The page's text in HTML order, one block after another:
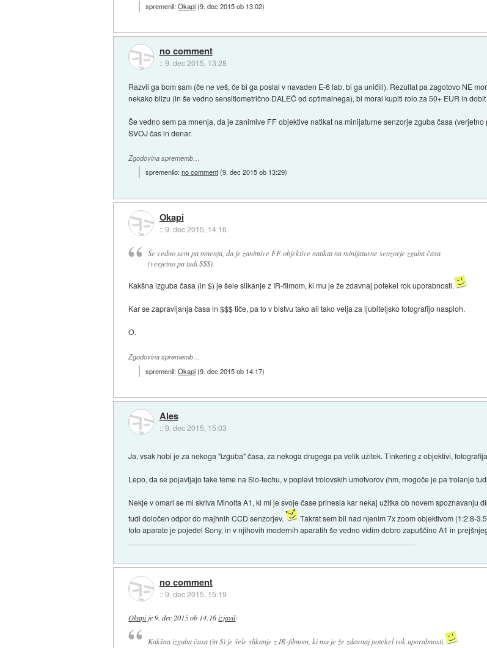
spremenil:Okapi(9. dec 2015 ob 13:02)
no comment
::9. dec 2015, 13:28
Razvil ga bom sam (če ne veš, če bi ga poslal v navaden E-6 lab, bi ga uničili). Rezultat pa zagotovo NE
nekako blizu (in še vedno sensitiometrično DALEČ od optimalnega), bi moral kupiti rolo za 50+ EUR in
Še vedno sem pa mnenja, da je zanimive FF objektive natikat na minijaturne senzorje zguba časa
SVOJ čas in denar.
Zgodovina sprememb…
spremenilo:no comment(9. dec 2015 ob 13:29)
Okapi
::9. dec 2015, 14:16
Še vedno sem pa mnenja, da je zanimive FF objektive natikat na minijaturne senzorje zguba časa
(verjetno pa tudi $$$).
Kakšna izguba časa (in $) je šele slikanje z IR-filmom, ki mu je že zdavnaj potekel rok uporabnosti.
Kar se zapravljanja časa in $$$ tiče, pa to v bistvu tako ali tako velja za ljubiteljsko fotografijo nasploh.
O.
Zgodovina sprememb…
spremenil:Okapi(9. dec 2015 ob 14:17)
Ales
::9. dec 2015, 15:03
Ja, vsak hobi je za nekoga "izguba" časa, za nekoga drugega pa velik užitek. Tinkering z objektivi,
Lepo, da se pojavljajo take teme na Slo-techu, v poplavi trolovskih umotvorov (hm, mogoče je pa trolanje
Nekje v omari se mi skriva Minolta A1, ki mi je svoje čase prinesla kar nekaj užitka ob novem spoznavanju
tudi določen odpor do majhnih CCD senzorjev.
Takrat sem bil nad njenim 7x zoom objektivom (1:2.8-
foto aparate je pojedel Sony, in v njihovih modernih aparatih še vedno vidim dobro zapuščino A1 in
no comment
::9. dec 2015, 15:19
Okapije 9. dec 2015 ob 14:16 izjavil:
Kakšna izguba časa (in $) je šele slikanje z IR-filmom, ki mu je že zdavnaj potekel rok uporabnosti.